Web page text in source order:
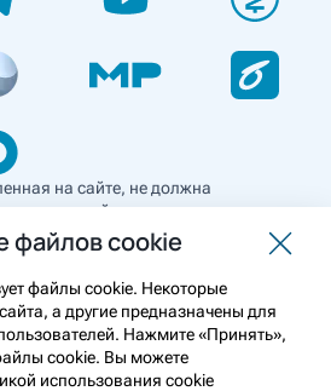
на сайте, не должна
диагностики и лечения
очной консультации врача. Перед
ознакомиться
Информация
рецептурного отпуска
и фармацевтических
файлов cookie
файлы cookie. Некоторые
а другие предназначены для
Нажмите «Принять»,
cookie. Вы можете
использования cookie